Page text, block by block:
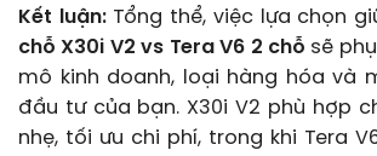
Kết luận: Tổng thể, việc lựa chọn
chỗ X30i V2 vs Tera V6 2 chỗ sẽ
mô kinh doanh, loại hàng hóa và
đầu tư của bạn. X30i V2 phù hợp
nhẹ, tối ưu chi phí, trong khi Tera